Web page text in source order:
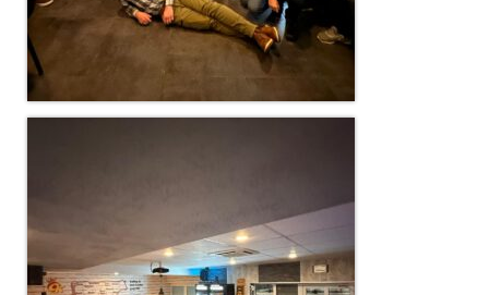
Kinderfeuerwehr
Dienstplan Dekon-Zug
KatS-Zug